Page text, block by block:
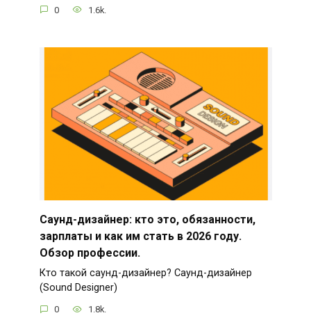
0 1.6k.
Саунд-дизайнер: кто это, обязанности,
зарплаты и как им стать в 2026 году.
Обзор профессии.
Кто такой саунд-дизайнер? Саунд-дизайнер
(Sound Designer)
0 1.8k.